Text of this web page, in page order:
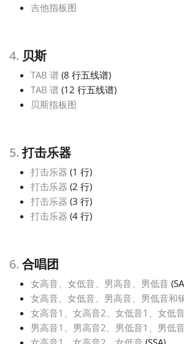
简体中文
繁體中文
吉他指板图
4. 贝斯
TAB 谱 (8 行五线谱)
TAB 谱 (12 行五线谱)
贝斯指板图
5. 打击乐器
打击乐器 (1 行)
打击乐器 (2 行)
打击乐器 (3 行)
打击乐器 (4 行)
6. 合唱团
女高音、女低音、男高音、男低音
女高音、女低音、男高音、男低音和
女高音1、女高音2、女低音1、女低
男高音1、男高音2、男低音1、男低